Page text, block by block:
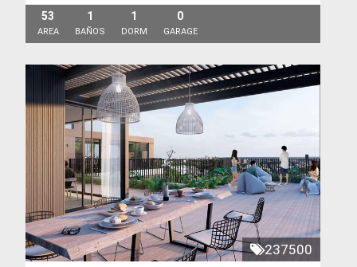
53
AREA
1
BAÑOS
1
DORM
0
GARAGE
237500